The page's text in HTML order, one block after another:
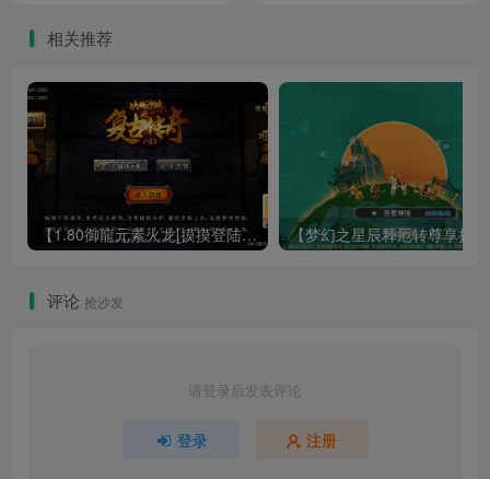
相关推荐
【1.80御龍元素火龙[摸摸登陆器]】战神引擎WIN服务端+GM工具+充值后台+双端+架设教程
评论 抢沙发
请登录后发表评论
登录 注册